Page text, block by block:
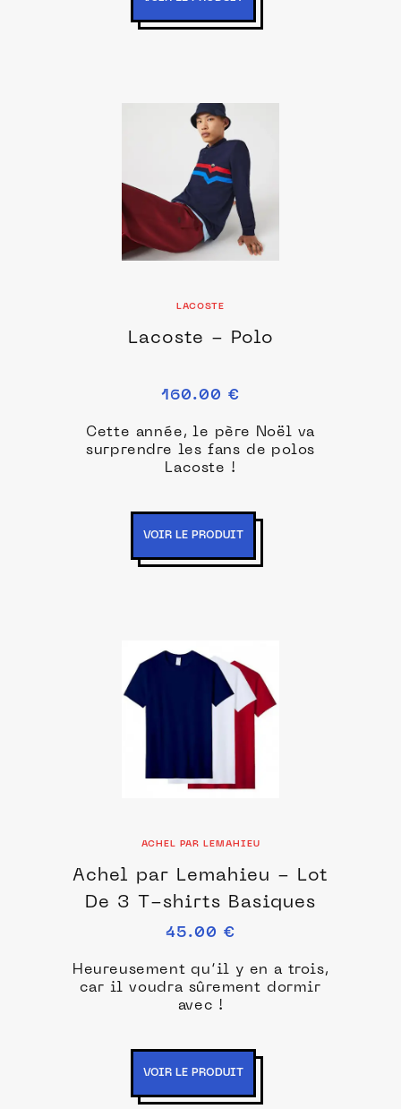
LACOSTE
Lacoste - Polo
160.00 €
Cette année, le père Noël va
surprendre les fans de polos
Lacoste !
VOIR LE PRODUIT
ACHEL PAR LEMAHIEU
Achel par Lemahieu - Lot
De 3 T-shirts Basiques
45.00 €
Heureusement qu’il y en a trois,
car il voudra sûrement dormir
avec !
VOIR LE PRODUIT